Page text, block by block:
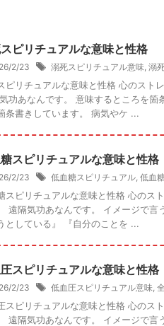
ピリチュアルな意味と性格
2/23 溺死スピリチュアル意味, 溺
ピリチュアルな意味と性格 心のスト
功あなんです。 意味するところを
条書きしています。 病気やケ ...
スピリチュアルな意味と性格
2/23 低血糖スピリチュアル, 低血
スピリチュアルな意味と性格 心のス
遠隔気功あなんです。 イメージで
としている』 『自分のことを ...
スピリチュアルな意味と性格
2/23 低血圧スピリチュアル意味,
スピリチュアルな意味と性格 心のス
遠隔気功あなんです。 イメージで